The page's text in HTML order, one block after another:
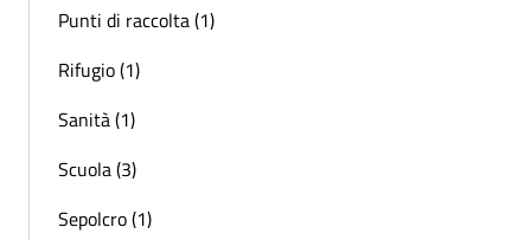
Punti di raccolta (1)
Rifugio (1)
Sanità (1)
Scuola (3)
Sepolcro (1)